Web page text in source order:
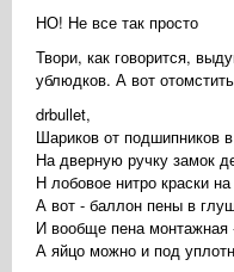
НО! Не все так просто
Твори, как говорится,
ублюдков. А вот
drbullet,
Шариков от подшипников
На дверную ручку замок
Н лобовое нитро краски
А вот - баллон пены в
И вообще пена монтажная
А яйцо можно и под